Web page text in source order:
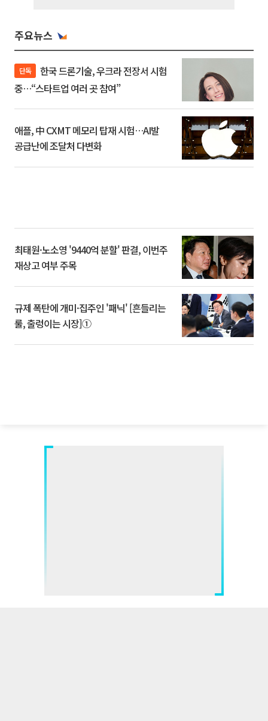
주요뉴스
단독
중…“스타트업 여러 곳 참여”
애플, 中 CXMT 메모리 탑재 시험…AI발
공급난에 조달처 다변화
최태원·노소영 '9440억 분할' 판결, 이번주
재상고 여부 주목
규제 폭탄에 개미·집주인 '패닉' [흔들리는
룰, 출렁이는 시장]①